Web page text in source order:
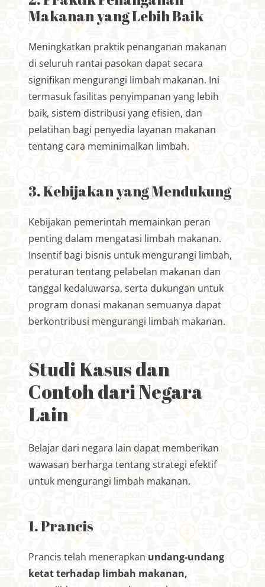
Makanan yang Lebih Baik
Meningkatkan praktik penanganan makanan
di seluruh rantai pasokan dapat secara
signifikan mengurangi limbah makanan. Ini
termasuk fasilitas penyimpanan yang lebih
baik, sistem distribusi yang efisien, dan
pelatihan bagi penyedia layanan makanan
tentang cara meminimalkan limbah.
3. Kebijakan yang Mendukung
Kebijakan pemerintah memainkan peran
penting dalam mengatasi limbah makanan.
Insentif bagi bisnis untuk mengurangi limbah,
peraturan tentang pelabelan makanan dan
tanggal kedaluwarsa, serta dukungan untuk
program donasi makanan semuanya dapat
berkontribusi mengurangi limbah makanan.
Studi Kasus dan
Contoh dari Negara
Lain
Belajar dari negara lain dapat memberikan
wawasan berharga tentang strategi efektif
untuk mengurangi limbah makanan.
1. Prancis
Prancis telah menerapkan undang-undang
ketat terhadap limbah makanan,